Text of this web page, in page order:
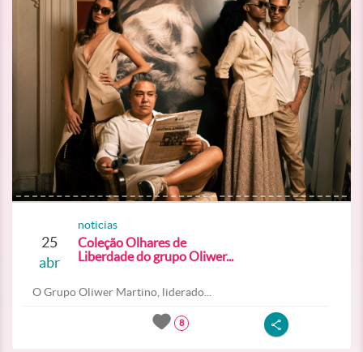
25
abr
noticias
Coleção Olhares de
Liberdade do grupo Oliwer...
O Grupo Oliwer Martino, liderado...
8